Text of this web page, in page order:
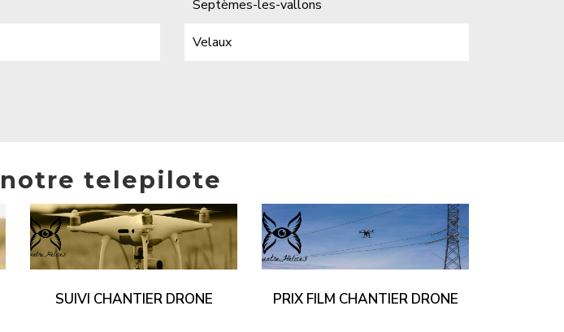
Septèmes-les-vallons
Velaux
telepilote
SUIVI CHANTIER DRONE PRIX FILM CHANTIER DRONE